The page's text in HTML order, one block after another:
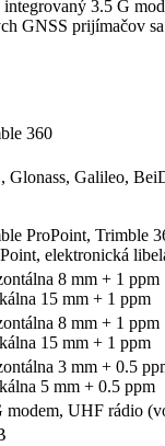
integrovaný 3.5 G
GNSS prijímačov
360
Glonass, Galileo,
ProPoint, Trimble
elektronická
8 mm + 1 ppm
15 mm + 1 ppm
8 mm + 1 ppm
15 mm + 1 ppm
3 mm + 0.5
5 mm + 0.5 ppm
modem, UHF rádio